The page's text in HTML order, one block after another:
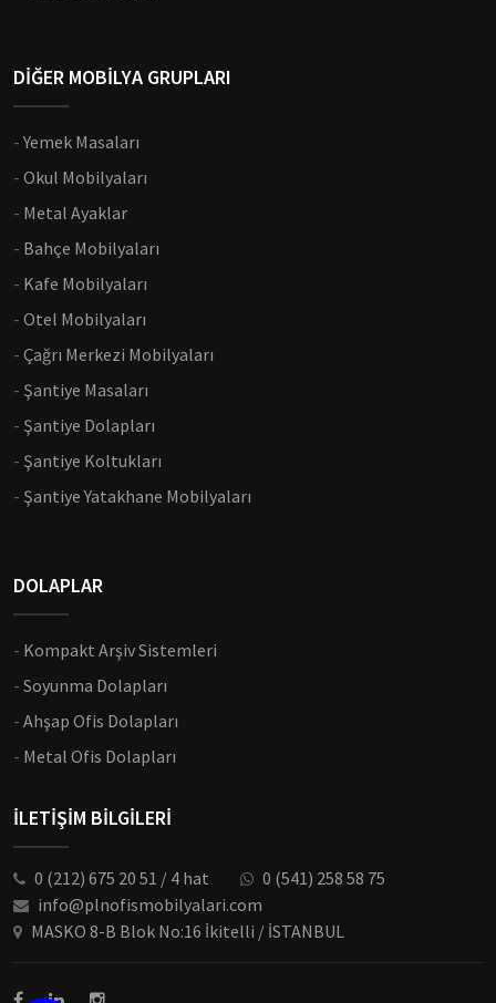
DİĞER MOBİLYA GRUPLARI
-Yemek Masaları
- Okul Mobilyaları
- Metal Ayaklar
- Bahçe Mobilyaları
- Kafe Mobilyaları
- Otel Mobilyaları
- Çağrı Merkezi Mobilyaları
- Şantiye Masaları
- Şantiye Dolapları
- Şantiye Koltukları
- Şantiye Yatakhane Mobilyaları
DOLAPLAR
- Kompakt Arşiv Sistemleri
- Soyunma Dolapları
- Ahşap Ofis Dolapları
- Metal Ofis Dolapları
İLETİŞİM BİLGİLERİ
0 (212) 675 20 51 / 4 hat
0 (541) 258 58 75
info@plnofismobilyalari.com
MASKO 8-B Blok No:16 İkitelli / İSTANBUL